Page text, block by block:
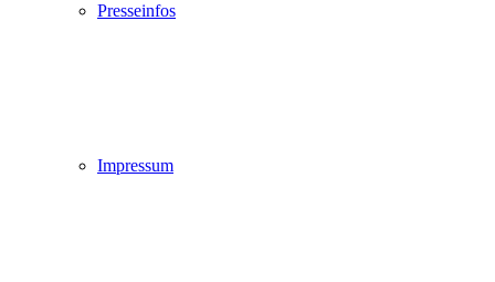
Presseinfos
Impressum